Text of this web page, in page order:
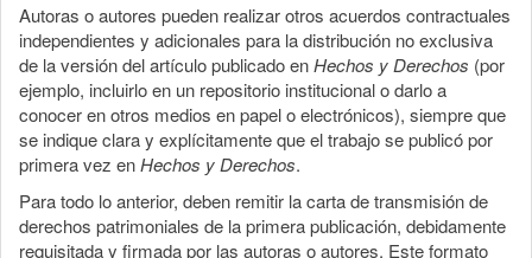
Autoras o autores pueden realizar otros acuerdos contractuales
independientes y adicionales para la distribución no exclusiva
de la versión del artículo publicado enHechos y Derechos (por
ejemplo, incluirlo en un repositorio institucional o darlo a
conocer en otros medios en papel o electrónicos), siempre que
se indique clara y explícitamente que el trabajo se publicó por
primera vez enHechos y Derechos.
Para todo lo anterior, deben remitir la carta de transmisión de
derechos patrimoniales de la primera publicación, debidamente
requisitada y firmada por las autoras o autores. Este formato